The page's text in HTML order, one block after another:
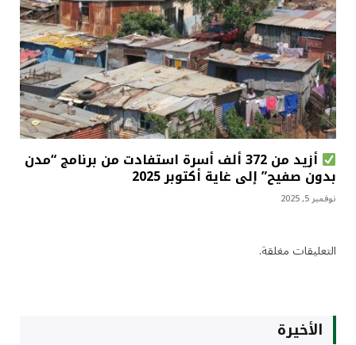
أزيد من 372 ألف أسرة استفادت من برنامج “مدن
بدون صفيح” إلى غاية أكتوبر 2025
نوفمبر 5, 2025
التعليقات مغلقة.
الأخيرة